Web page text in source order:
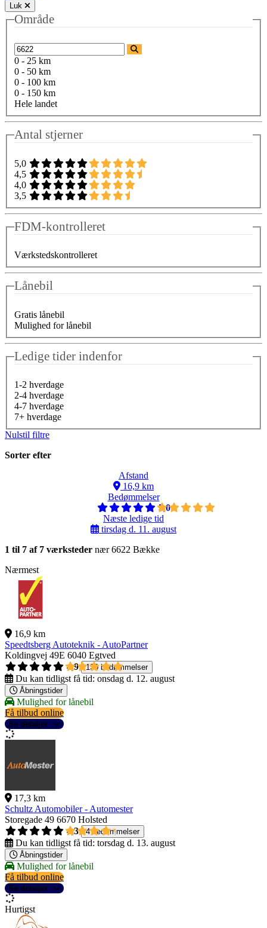
Luk
Område
0 - 25 km
0 - 50 km
0 - 100 km
0 - 150 km
Hele landet
Antal stjerner
5,0
4,5
4,0
3,5
FDM-kontrolleret
Værkstedskontrolleret
Lånebil
Gratis lånebil
Mulighed for lånebil
Ledige tider indenfor
1-2 hverdage
2-4 hverdage
4-7 hverdage
7+ hverdage
Nulstil filtre
Sorter efter
Afstand
16,9 km
Bedømmelser
5,0
Næste ledige tid
tirsdag d. 11. august
1 til 7 af 7 værksteder nær 6622 Bække
Nærmest
16,9 km
Speedtsberg Autoteknik - AutoPartner
Koldingvej 49E 6040 Egtved
4,9
130 bedømmelser
Du kan tidligst få tid: onsdag d. 12. august
Åbningstider
Mulighed for lånebil
Få tilbud online
Se detaljer
17,3 km
Schultz Automobiler - Automester
Storegade 49 6670 Holsted
4,3
4 bedømmelser
Du kan tidligst få tid: torsdag d. 13. august
Åbningstider
Mulighed for lånebil
Få tilbud online
Se detaljer
Hurtigst